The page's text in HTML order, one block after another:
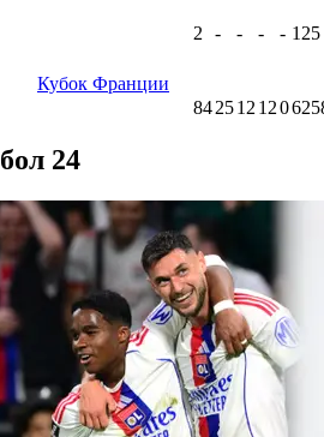
Кубок Франции
2 - - - - 125
842512 120
24